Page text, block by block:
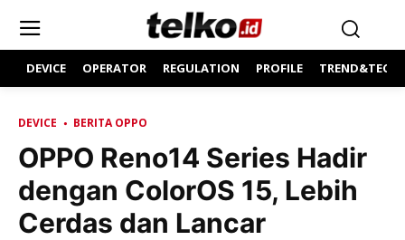
DEVICE OPERATOR REGULATION PROFILE
DEVICE BERITA OPPO
OPPO Reno14 Series Hadir
dengan ColorOS 15, Lebih
Cerdas dan Lancar